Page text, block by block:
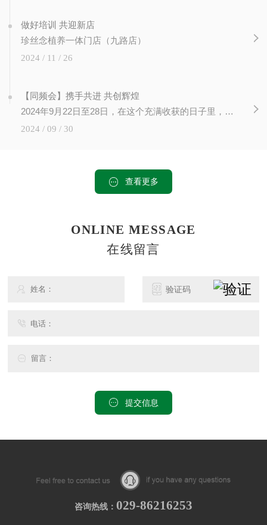
做好培训 共迎新店
珍丝念植养一体门店（九路店）
2024 / 11 / 26
【同频会】携手共进 共创辉煌
2024年9月22日至28日，在这个充满收获的日子里，在陕西西安未央区文景广场，珍丝念2024同频会隆重召开， 各地30多名市场老师齐聚一堂，我们共同见证了知识的力量，感受到了成长的喜悦。此次培训会...
2024 / 09 / 30
查看更多
ONLINE MESSAGE
在线留言
提交信息
咨询热线： 029-86216253